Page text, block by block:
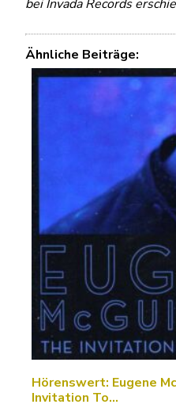
bei Invada Records
Ähnliche Beiträge:
Hörenswert: Eugene
Invitation To…